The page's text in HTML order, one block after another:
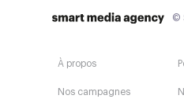
©
À propos
Nos campagnes